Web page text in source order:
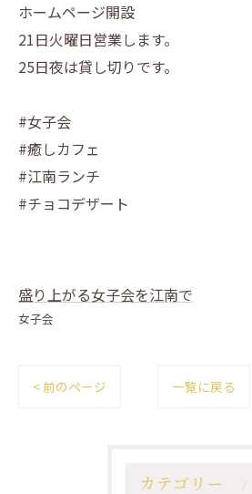
ホームページ開設
21日火曜日営業します。
25日夜は貸し切りです。
#女子会
#癒しカフェ
#江南ランチ
#チョコデザート
盛り上がる女子会を江南で
女子会
< 前のページ 一覧に戻る
カテゴリー